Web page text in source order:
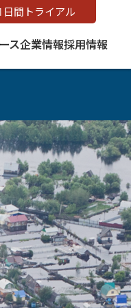
ス企業情報採用情報
日間トライアル